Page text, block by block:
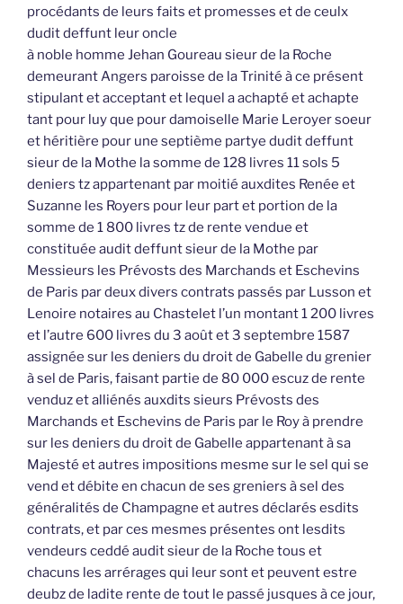
procédants de leurs faits et promesses et de ceulx
dudit deffunt leur oncle
à noble homme Jehan Goureau sieur de la Roche
demeurant Angers paroisse de la Trinité à ce présent
stipulant et acceptant et lequel a achapté et achapte
tant pour luy que pour damoiselle Marie Leroyer soeur
et héritière pour une septième partye dudit deffunt
sieur de la Mothe la somme de 128 livres 11 sols 5
deniers tz appartenant par moitié auxdites Renée et
Suzanne les Royers pour leur part et portion de la
somme de 1 800 livres tz de rente vendue et
constituée audit deffunt sieur de la Mothe par
Messieurs les Prévosts des Marchands et Eschevins
de Paris par deux divers contrats passés par Lusson et
Lenoire notaires au Chastelet l’un montant 1 200 livres
et l’autre 600 livres du 3 août et 3 septembre 1587
assignée sur les deniers du droit de Gabelle du grenier
à sel de Paris, faisant partie de 80 000 escuz de rente
venduz et alliénés auxdits sieurs Prévosts des
Marchands et Eschevins de Paris par le Roy à prendre
sur les deniers du droit de Gabelle appartenant à sa
Majesté et autres impositions mesme sur le sel qui se
vend et débite en chacun de ses greniers à sel des
généralités de Champagne et autres déclarés esdits
contrats, et par ces mesmes présentes ont lesdits
vendeurs ceddé audit sieur de la Roche tous et
chacuns les arrérages qui leur sont et peuvent estre
deubz de ladite rente de tout le passé jusques à ce jour,